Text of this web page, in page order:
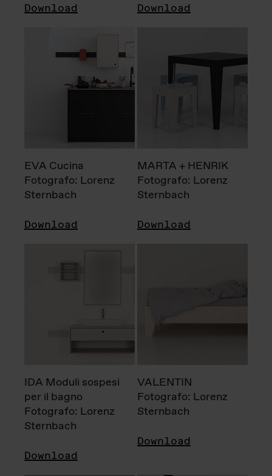
Download Download
EVA Cucina
Fotografo: Lorenz
Sternbach
Download
MARTA + HENRIK
Fotografo: Lorenz
Sternbach
Download
IDA Moduli sospesi
per il bagno
Fotografo: Lorenz
Sternbach
Download
VALENTIN
Fotografo: Lorenz
Sternbach
Download